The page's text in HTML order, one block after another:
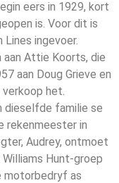
eers in 1929, kort
is. Voor dit is
ingevoer.
aan Attie Koorts, die
aan Doug Grieve en
verkoop het.
dieselfde familie se
rekenmeester in
Audrey, ontmoet
Hunt-groep
motorbedryf as